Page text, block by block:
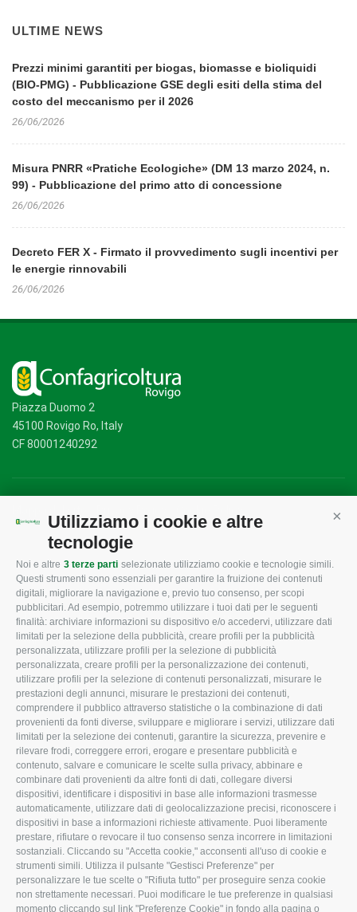
Utilizziamo i cookie e altre
tecnologie
Noi e altre 3 terze parti selezionate utilizziamo cookie e tecnologie simili.
Questi strumenti sono essenziali per garantire la fruizione dei contenuti
digitali, migliorare la navigazione e, previo tuo consenso, per scopi
pubblicitari. Ad esempio, potremmo utilizzare i tuoi dati per le seguenti
finalità: archiviare informazioni su dispositivo e/o accedervi, utilizzare dati
limitati per la selezione della pubblicità, creare profili per la pubblicità
personalizzata, utilizzare profili per la selezione di pubblicità
personalizzata, creare profili per la personalizzazione dei contenuti,
utilizzare profili per la selezione di contenuti personalizzati, misurare le
prestazioni degli annunci, misurare le prestazioni dei contenuti,
comprendere il pubblico attraverso statistiche o la combinazione di dati
provenienti da fonti diverse, sviluppare e migliorare i servizi, utilizzare dati
limitati per la selezione dei contenuti, garantire la sicurezza, prevenire e
rilevare frodi, correggere errori, erogare e presentare pubblicità e
contenuto, salvare e comunicare le scelte sulla privacy, abbinare e
combinare dati provenienti da altre fonti di dati, collegare diversi
dispositivi, identificare i dispositivi in base alle informazioni trasmesse
automaticamente, utilizzare dati di geolocalizzazione precisi, riconoscere i
dispositivi in base a informazioni richieste attivamente. Puoi liberamente
prestare, rifiutare o revocare il tuo consenso senza incorrere in limitazioni
sostanziali. Cliccando su "Accetta cookie," acconsenti all'uso di cookie e
strumenti simili. Utilizza il pulsante "Gestisci Preferenze" per
personalizzare le tue scelte o "Rifiuta tutto" per proseguire senza cookie
non strettamente necessari. Puoi modificare le tue preferenze in qualsiasi
momento cliccando sul link "Preferenze Cookie" in fondo alla pagina o
ULTIME NEWS
Prezzi minimi garantiti per biogas, biomasse e bioliquidi
(BIO-PMG) - Pubblicazione GSE degli esiti della stima del
costo del meccanismo per il 2026
26/06/2026
Misura PNRR «Pratiche Ecologiche» (DM 13 marzo 2024, n.
99) - Pubblicazione del primo atto di concessione
26/06/2026
Decreto FER X - Firmato il provvedimento sugli incentivi per
le energie rinnovabili
26/06/2026
Piazza Duomo 2
45100 Rovigo Ro, Italy
CF 80001240292
CONFAGRICOLTURA
ROVIGO
L'Associazione
Missione e Progetto
Organigramma aziendale
I Nostri Servizi
Uffici della Sede
provinciale
Le Sedi di Zona
Agricoltori S.r.l.
Whistleblowing
Confagricoltura Rovigo e
Agricoltori srl
CONFAGRICOLTURA
INFORMA
Tecnico
Fiscale
Lavoro
Ambiente
Associazione
CONFAGRICOLTURA
ATTIVA
Notizie in evidenza
Eventi
Comunicati Stampa
Video
Iscrizione Newsletter